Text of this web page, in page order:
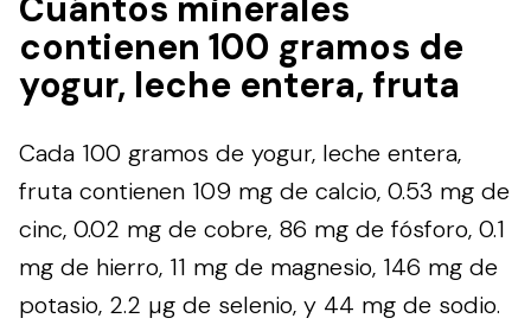
contienen 100 gramos de
yogur, leche entera, fruta
Cada 100 gramos de yogur, leche entera,
fruta contienen 109 mg de calcio, 0.53 mg de
cinc, 0.02 mg de cobre, 86 mg de fósforo, 0.1
mg de hierro, 11 mg de magnesio, 146 mg de
potasio, 2.2 µg de selenio, y 44 mg de sodio.